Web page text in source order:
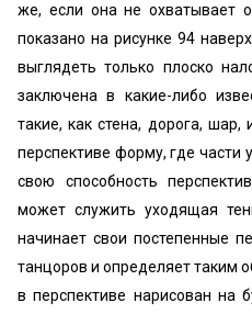
же, если она не охватывает
показано на рисунке 94
выглядеть только плоско
заключена в какие-либо
такие, как стена, дорога,
перспективе форму, где части
свою способность
может служить уходящая
начинает свои постепенные
танцоров и определяет таким
в перспективе нарисован на